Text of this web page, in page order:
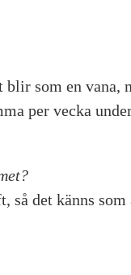
som en vana,
per vecka
det känns som